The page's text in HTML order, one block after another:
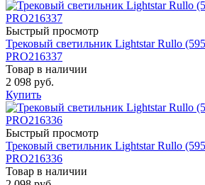
Быстрый просмотр
Трековый светильник Lightstar Rullo
PRO216337
Товар в наличии
2 098 руб.
Купить
Быстрый просмотр
Трековый светильник Lightstar Rullo
PRO216336
Товар в наличии